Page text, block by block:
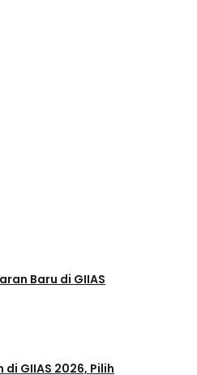
GIIAS 2026, Pilih